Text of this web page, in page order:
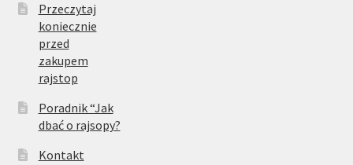
Przeczytaj
koniecznie
przed
zakupem
rajstop
Poradnik “Jak
dbać o rajsopy?
Kontakt